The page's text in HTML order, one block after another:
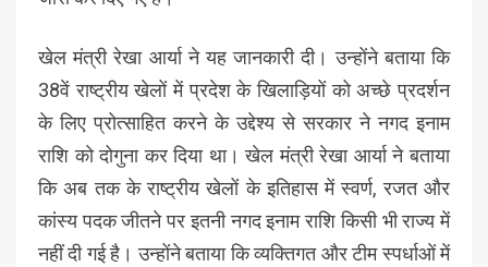
खेल मंत्री रेखा आर्या ने यह जानकारी दी। उन्होंने बताया कि
38वें राष्ट्रीय खेलों में प्रदेश के खिलाड़ियों को अच्छे प्रदर्शन
के लिए प्रोत्साहित करने के उद्देश्य से सरकार ने नगद इनाम
राशि को दोगुना कर दिया था। खेल मंत्री रेखा आर्या ने बताया
कि अब तक के राष्ट्रीय खेलों के इतिहास में स्वर्ण, रजत और
कांस्य पदक जीतने पर इतनी नगद इनाम राशि किसी भी राज्य में
नहीं दी गई है। उन्होंने बताया कि व्यक्तिगत और टीम स्पर्धाओं में